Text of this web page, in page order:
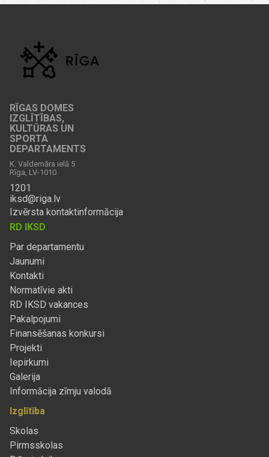
RĪGAS DOMES
IZGLĪTĪBAS,
KULTŪRAS UN
SPORTA
DEPARTAMENTS
K. Valdemāra ielā 5
Rīga, LV-1010
1201
iksd@riga.lv
Izvērsta kontaktinformācija
RD IKSD
Par departamentu
Jaunumi
Kontakti
Normatīvie akti
RD IKSD vakances
Pakalpojumi
Finansēšanas konkursi
Projekti
Iepirkumi
Galerija
Informācija zīmju valodā
Izglītība
Skolas
Pirmsskolas